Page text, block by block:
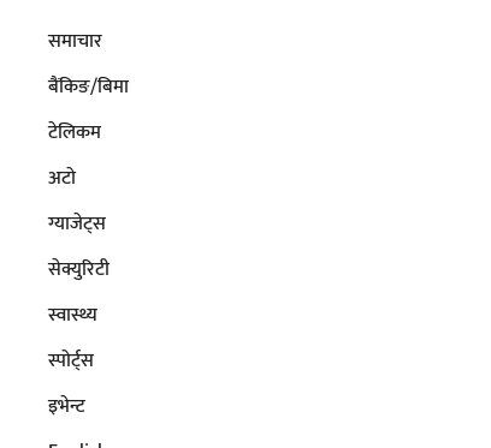
समाचार
बैंकिङ/बिमा
टेलिकम
अटाे
ग्याजेट्स
सेक्युरिटी
स्वास्थ्य
स्पोर्ट्स
इभेन्ट